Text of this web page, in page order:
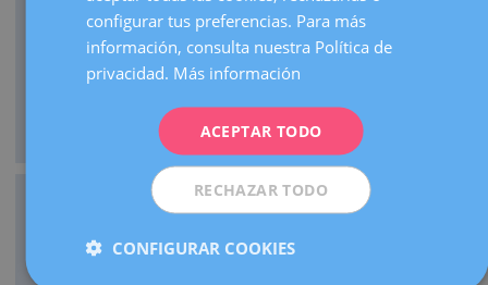
Como centro de referencia, hacemos más de 3.000
visitas de embarazos de alto riesgo al año.
Contamos con una UCI Neonatal de nivel III que atiende
configurar tus preferencias. Para más
información, consulta nuestra Política de
privacidad. Más información
ACEPTAR TODO
RECHAZAR TODO
CONFIGURAR COOKIES